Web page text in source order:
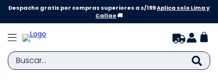
Despacho gratis por compras superiores a s/199Aplica solo Lima y
Callao🚚
Buscar...